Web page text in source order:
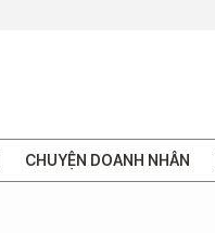
CHUYỆN DOANH NHÂN